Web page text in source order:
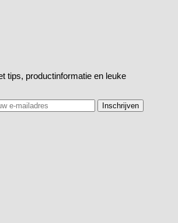
tips, productinformatie en leuke